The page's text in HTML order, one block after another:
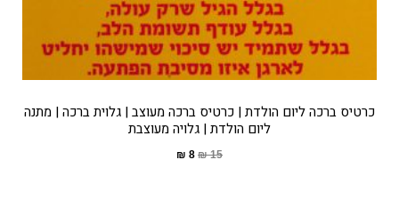
כרטיס ברכה ליום הולדת | כרטיס ברכה מעוצב | גלוית ברכה | מתנה
ליום הולדת | גלויה מעוצבת
15
₪
8
₪